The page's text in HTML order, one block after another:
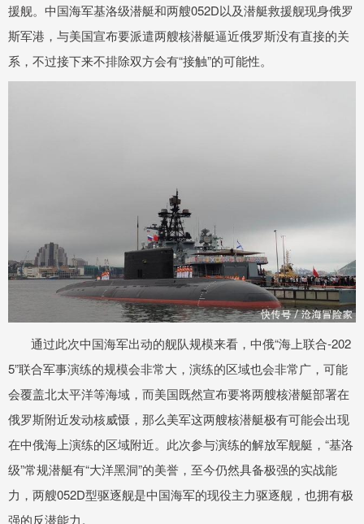
援舰。中国海军基洛级潜艇和两艘052D以及潜艇救援舰现身俄罗
斯军港，与美国宣布要派遣两艘核潜艇逼近俄罗斯没有直接的关
系，不过接下来不排除双方会有“接触”的可能性。
通过此次中国海军出动的舰队规模来看，中俄“海上联合-202
5”联合军事演练的规模会非常大，演练的区域也会非常广，可能
会覆盖北太平洋等海域，而美国既然宣布要将两艘核潜艇部署在
俄罗斯附近发动核威慑，那么美军这两艘核潜艇极有可能会出现
在中俄海上演练的区域附近。此次参与演练的解放军舰艇，“基洛
级”常规潜艇有“大洋黑洞”的美誉，至今仍然具备极强的实战能
力，两艘052D型驱逐舰是中国海军的现役主力驱逐舰，也拥有极
强的反潜能力。